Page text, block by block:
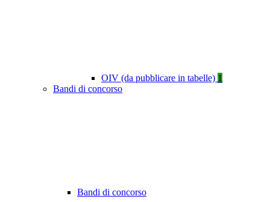
OIV (da pubblicare in tabelle) 1
Bandi di concorso
Bandi di concorso